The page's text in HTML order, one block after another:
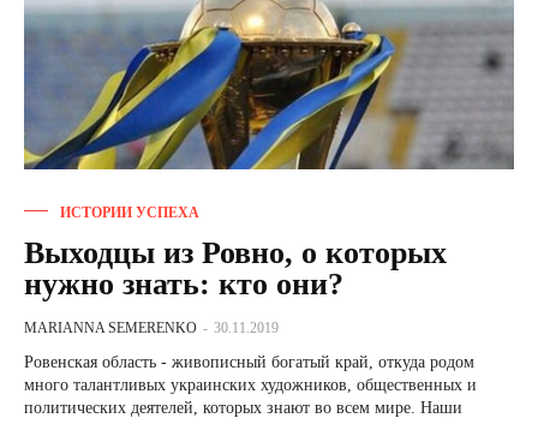
ИСТОРИИ УСПЕХА
Выходцы из Ровно, о которых
нужно знать: кто они?
MARIANNA SEMERENKO - 30.11.2019
Ровенская область - живописный богатый край, откуда родом
много талантливых украинских художников, общественных и
политических деятелей, которых знают во всем мире. Наши